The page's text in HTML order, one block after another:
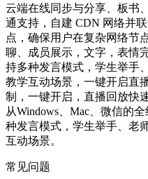
云端在线同步与分享、板书
通支持，自建 CDN 网络并
点，确保用户在复杂网络节
聊、成员展示，文字，表情
持多种发言模式，学生举手
教学互动场景，一键开启直
制，一键开启，直播回放快
从Windows、Mac、微信的
种发言模式，学生举手、老
互动场景。
常见问题